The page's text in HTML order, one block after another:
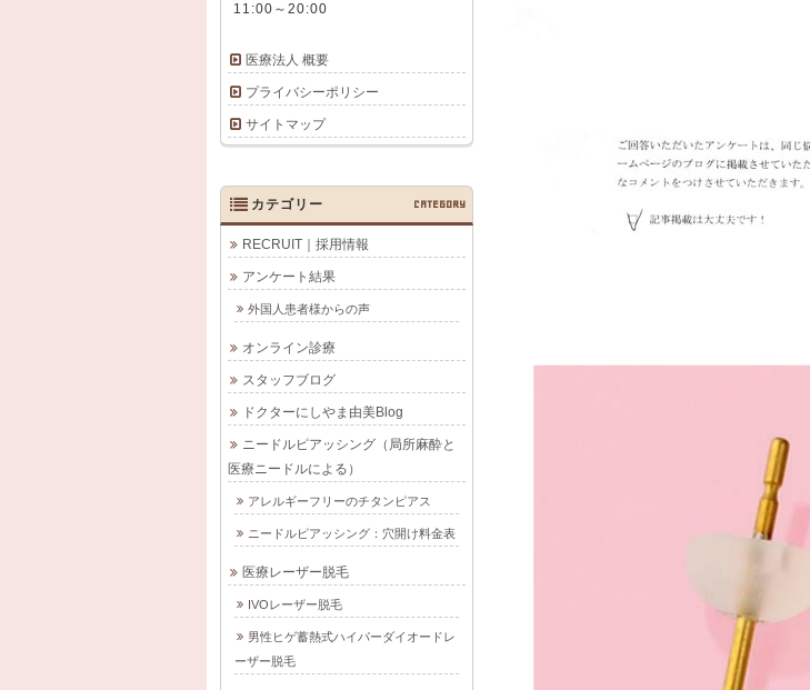
11:00～20:00
医療法人 概要
プライバシーポリシー
サイトマップ
カテゴリー CATEGORY
RECRUIT｜採用情報
アンケート結果
外国人患者様からの声
オンライン診療
スタッフブログ
ドクターにしやま由美Blog
ニードルピアッシング（局所麻酔と
医療ニードルによる）
アレルギーフリーのチタンピアス
ニードルピアッシング：穴開け料金表
医療レーザー脱毛
IVOレーザー脱毛
男性ヒゲ蓄熱式ハイパーダイオードレ
ーザー脱毛